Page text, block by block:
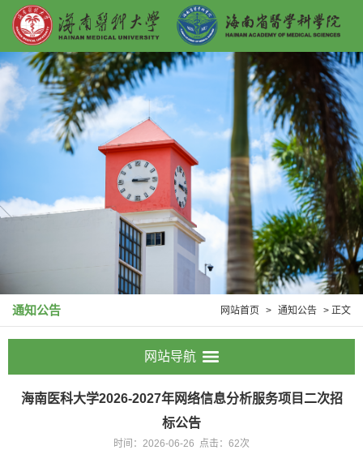
通知公告 网站首页 > 通知公告 > 正文
网站导航
海南医科大学2026-2027年网络信息分析服务项目二次招
标公告
时间：2026-06-26 点击： 62次